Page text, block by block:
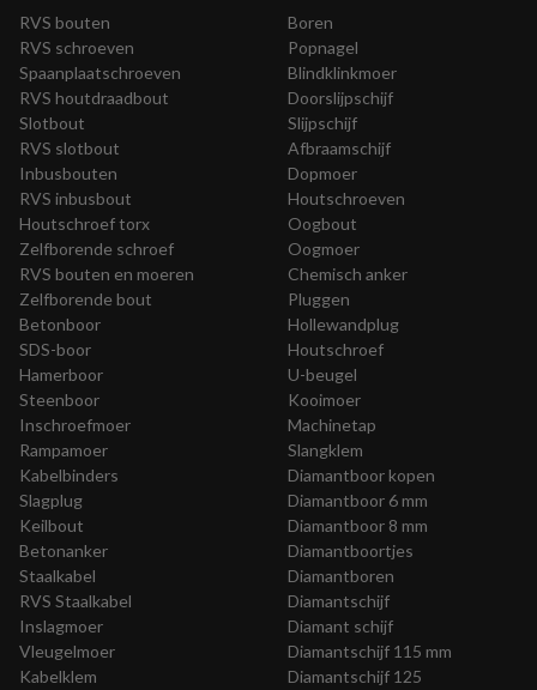
RVS bouten
RVS schroeven
Spaanplaatschroeven
RVS houtdraadbout
Slotbout
RVS slotbout
Inbusbouten
RVS inbusbout
Houtschroef torx
Zelfborende schroef
RVS bouten en moeren
Zelfborende bout
Betonboor
SDS-boor
Hamerboor
Steenboor
Boren
Popnagel
Blindklinkmoer
Doorslijpschijf
Slijpschijf
Afbraamschijf
Dopmoer
Houtschroeven
Oogbout
Oogmoer
Chemisch anker
Pluggen
Hollewandplug
Houtschroef
U-beugel
Kooimoer
Inschroefmoer
Rampamoer
Kabelbinders
Slagplug
Keilbout
Betonanker
Staalkabel
RVS Staalkabel
Inslagmoer
Vleugelmoer
Kabelklem
Machinetap
Slangklem
Diamantboor kopen
Diamantboor 6 mm
Diamantboor 8 mm
Diamantboortjes
Diamantboren
Diamantschijf
Diamant schijf
Diamantschijf 115 mm
Diamantschijf 125